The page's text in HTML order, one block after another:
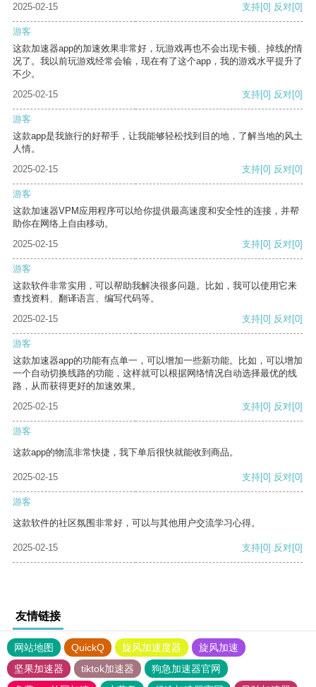
2025-02-15
支持[0] 反对[0]
游客
这款加速器app的加速效果非常好，玩游戏再也不会出现卡顿、掉线的情
况了。我以前玩游戏经常会输，现在有了这个app，我的游戏水平提升了
不少。
2025-02-15
支持[0] 反对[0]
游客
这款app是我旅行的好帮手，让我能够轻松找到目的地，了解当地的风土
人情。
2025-02-15
支持[0] 反对[0]
游客
这款加速器VPM应用程序可以给你提供最高速度和安全性的连接，并帮
助你在网络上自由移动。
2025-02-15
支持[0] 反对[0]
游客
这款软件非常实用，可以帮助我解决很多问题。比如，我可以使用它来
查找资料、翻译语言、编写代码等。
2025-02-15
支持[0] 反对[0]
游客
这款加速器app的功能有点单一，可以增加一些新功能。比如，可以增加
一个自动切换线路的功能，这样就可以根据网络情况自动选择最优的线
路，从而获得更好的加速效果。
2025-02-15
支持[0] 反对[0]
游客
这款app的物流非常快捷，我下单后很快就能收到商品。
2025-02-15 支持[0] 反对[0]
游客
这款软件的社区氛围非常好，可以与其他用户交流学习心得。
2025-02-15 支持[0] 反对[0]
友情链接
网站地图 QuickQ 旋风加速度器
旋风加速
坚果加速器
tiktok加速器
狗急加速器官网